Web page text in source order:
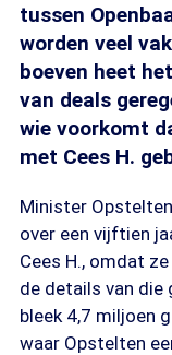
tussen
worden veel
boeven heet
van deals
wie voorkomt
met Cees H.
Minister
over een vijftien
Cees H., omdat
de details van die
bleek 4,7 miljoen
waar Opstelten